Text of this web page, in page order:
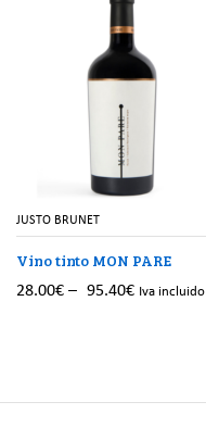
JUSTO BRUNET
Vino tinto MON PARE
28.00€ – 95.40€ Iva incluido